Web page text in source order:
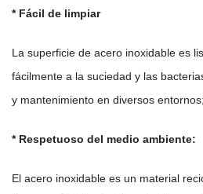
* Fácil de limpiar
La superficie de acero inoxidable es
fácilmente a la suciedad y las
y mantenimiento en diversos entornos;
* Respetuoso del medio ambiente:
El acero inoxidable es un material